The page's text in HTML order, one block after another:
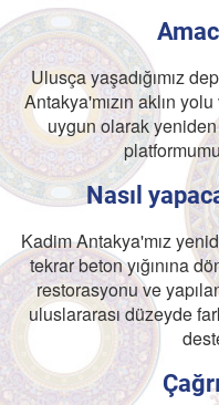
Ulusça yaşadığımız
Antakya'mızın aklın
uygun olarak yeniden
Nasıl
Kadim Antakya'mız
tekrar beton yığınına
restorasyonu ve
uluslararası düzeyde